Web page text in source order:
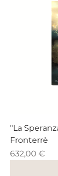
"La
Fronterrè
Prezzo
632,00 €